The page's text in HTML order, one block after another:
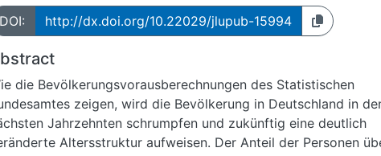
DOI: http://dx.doi.org/10.22029/jlupub-15994
die Bevölkerungsvorausberechnungen des Statistischen
zeigen, wird die Bevölkerung in Deutschland in
Jahrzehnten schrumpfen und zukünftig eine deutlich
Altersstruktur aufweisen. Der Anteil der Personen